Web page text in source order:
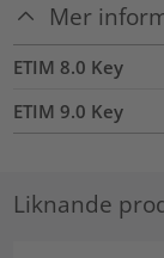
Mer
ETIM 8.0 Key
ETIM 9.0 Key
Liknande